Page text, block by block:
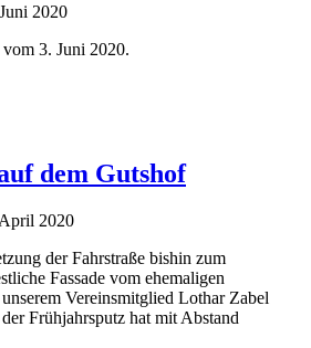
2020
3. Juni 2020.
dem Gutshof
2020
der Fahrstraße bishin zum
Fassade vom ehemaligen
Vereinsmitglied Lothar Zabel
Frühjahrsputz hat mit Abstand